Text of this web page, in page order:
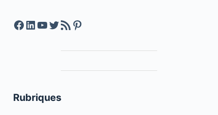
Facebook
LinkedIn
YouTube
Twitter
Feed RSSPinterest
Rubriques